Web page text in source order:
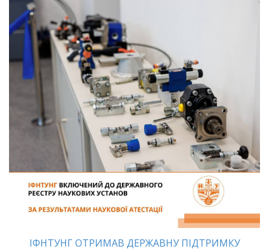
ІФНТУНГ ОТРИМАВ ДЕРЖАВНУ ПІДТРИМКУ